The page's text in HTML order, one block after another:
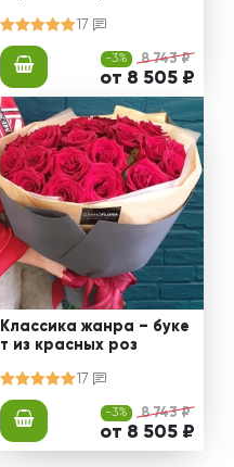
17
-3% 8 743 ₽
от 8 505 ₽
Классика жанра – буке
т из красных роз
17
-3% 8 743 ₽
от 8 505 ₽